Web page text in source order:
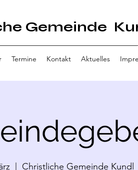
Gemeinde
Termine Kontakt Aktuelles
Christliche Gemeinde Kundl